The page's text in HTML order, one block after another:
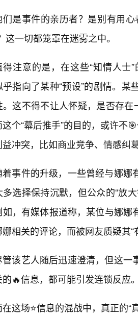
们是事件的亲历者？是别有用
这一切都笼罩在迷雾之中。
得注意的是，在这些“知情人士
指向了某种“预设”的剧情。
这不得不让人怀疑，是否存
个“幕后推手”的目的，或许不
益冲突，比如商业竞争、情感纠
着事件的升级，一些曾经与娜
选择保持沉默，但公众的“放
，有媒体报道称，某位与娜
相关的评论，而被网友质疑其“
管该艺人随后迅速澄清，但这一
🔥信息，都可能引发连锁反应
在这场⭐信息的混战中，真正的